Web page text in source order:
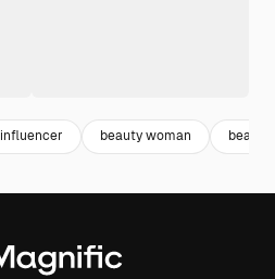
influencer beauty woman beauty